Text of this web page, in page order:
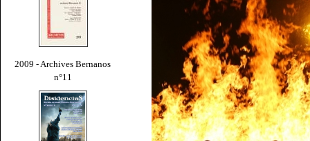
2009 - Archives Bernanos
n°11